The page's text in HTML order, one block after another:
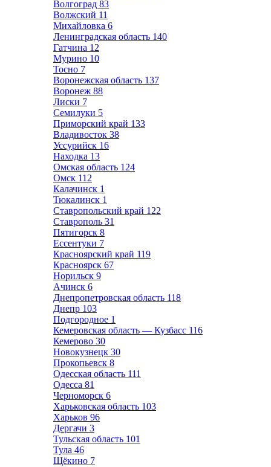
Волгоград 83
Волжский 11
Михайловка 6
Ленинградская область 140
Гатчина 12
Мурино 10
Тосно 7
Воронежская область 137
Воронеж 88
Лиски 7
Семилуки 5
Приморский край 133
Владивосток 38
Уссурийск 16
Находка 13
Омская область 124
Омск 112
Калачинск 1
Тюкалинск 1
Ставропольский край 122
Ставрополь 31
Пятигорск 8
Ессентуки 7
Красноярский край 119
Красноярск 67
Норильск 9
Ачинск 6
Днепропетровская область 118
Днепр 103
Подгородное 1
Кемеровская область — Кузбасс 116
Кемерово 30
Новокузнецк 30
Прокопьевск 8
Одесская область 111
Одесса 81
Черноморск 6
Харьковская область 103
Харьков 96
Дергачи 3
Тульская область 101
Тула 46
Щёкино 7